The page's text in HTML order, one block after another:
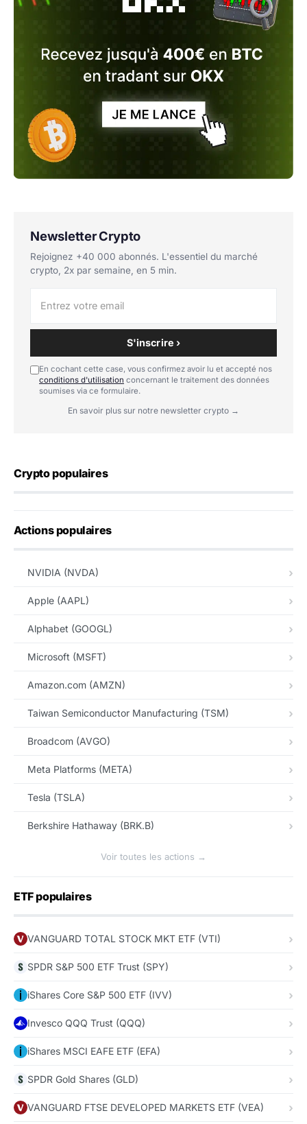
Newsletter Crypto
Rejoignez +40 000 abonnés. L'essentiel du marché
crypto, 2x par semaine, en 5 min.
S'inscrire ›
En cochant cette case, vous confirmez avoir lu et accepté nos
conditions d'utilisation concernant le traitement des données
soumises via ce formulaire.
En savoir plus sur notre newsletter crypto →
Crypto populaires
Actions populaires
NVIDIA (NVDA)
Apple (AAPL)
Alphabet (GOOGL)
Microsoft (MSFT)
Amazon.com (AMZN)
Taiwan Semiconductor Manufacturing (TSM)
Broadcom (AVGO)
Meta Platforms (META)
Tesla (TSLA)
Berkshire Hathaway (BRK.B)
Voir toutes les actions →
ETF populaires
VANGUARD TOTAL STOCK MKT ETF (VTI)
SPDR S&P 500 ETF Trust (SPY)
iShares Core S&P 500 ETF (IVV)
Invesco QQQ Trust (QQQ)
iShares MSCI EAFE ETF (EFA)
SPDR Gold Shares (GLD)
VANGUARD FTSE DEVELOPED MARKETS ETF (VEA)